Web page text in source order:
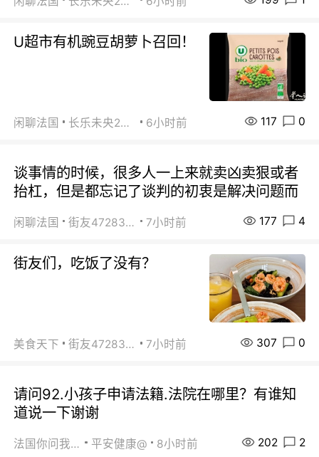
U超市有机豌豆胡萝卜召回！
闲聊法国 长乐未央2015 6小时前 117 0
谈事情的时候，很多人一上来就卖凶卖狠或者
抬杠，但是都忘记了谈判的初衷是解决问题而
闲聊法国 街友472838572 7小时前 177 4
街友们，吃饭了没有？
美食天下 街友472838572 7小时前 307 0
请问92.小孩子申请法籍.法院在哪里？有谁知
道说一下谢谢
法国你问我答 平安健康@ 8小时前 202 2